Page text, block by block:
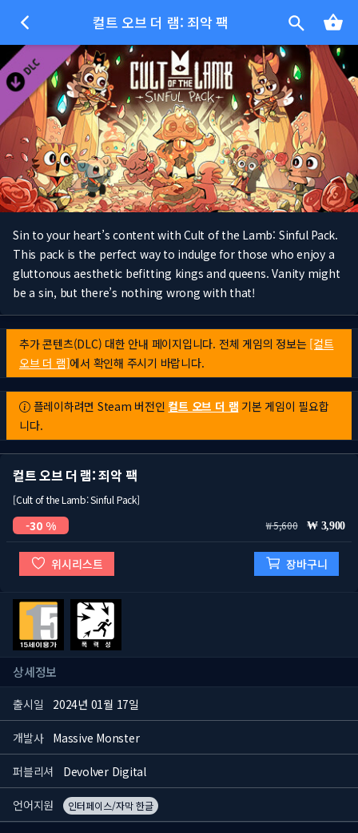
컬트 오브 더 램: 죄악 팩
Sin to your heart’s content with Cult of the Lamb: Sinful Pack.
This pack is the perfect way to indulge for those who enjoy a
gluttonous aesthetic befitting kings and queens. Vanity might
be a sin, but there’s nothing wrong with that!
추가 콘텐츠(DLC) 대한 안내 페이지입니다. 전체 게임의 정보는 [컬트
오브 더 램]에서 확인해 주시기 바랍니다.
플레이하려면 Steam 버전인 컬트 오브 더 램 기본 게임이 필요합
니다.
컬트 오브 더 램: 죄악 팩
[Cult of the Lamb: Sinful Pack]
30 % 5,600 3,900
위시리스트 장바구니
상세정보
출시일 2024년 01월 17일
개발사 Massive Monster
퍼블리셔 Devolver Digital
언어지원 인터페이스/자막 한글